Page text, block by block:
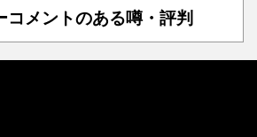
コメントのある噂・評判